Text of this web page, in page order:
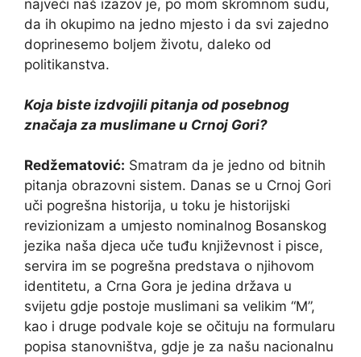
najveći naš izazov je, po mom skromnom sudu,
da ih okupimo na jedno mjesto i da svi zajedno
doprinesemo boljem životu, daleko od
politikanstva.
Koja biste izdvojili pitanja od posebnog
značaja za muslimane u Crnoj Gori?
Redžematović: Smatram da je jedno od bitnih
pitanja obrazovni sistem. Danas se u Crnoj Gori
uči pogrešna historija, u toku je historijski
revizionizam a umjesto nominalnog Bosanskog
jezika naša djeca uče tuđu književnost i pisce,
servira im se pogrešna predstava o njihovom
identitetu, a Crna Gora je jedina država u
svijetu gdje postoje muslimani sa velikim “M”,
kao i druge podvale koje se očituju na formularu
popisa stanovništva, gdje je za našu nacionalnu